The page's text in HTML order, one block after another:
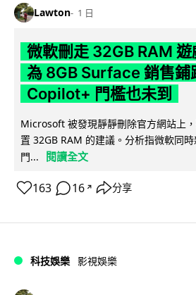
Lawton 1 日
微軟刪走 32GB RAM 遊
為 8GB Surface 銷售鋪
Copilot+ 門檻也未到
Microsoft 被發現靜靜刪除官方網站上
置 32GB RAM 的建議。分析指微軟同
門...
閱讀全文
163 16 ↗ 分享
科技娛樂 影視娛樂